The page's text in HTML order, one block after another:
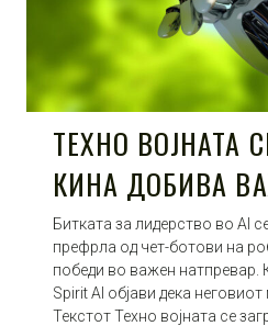
ТЕХНО ВОЈНАТА
КИНА ДОБИВА
Битката за лидерство во AI
префрла од чет-ботови на
победи во важен натпревар.
Spirit AI објави дека неговиот
Текстот Техно војната се